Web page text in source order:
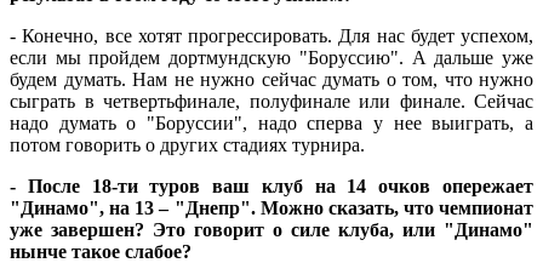
- Конечно, все хотят прогрессировать. Для нас будет успехом,
если мы пройдем дортмундскую "Боруссию". А дальше уже
будем думать. Нам не нужно сейчас думать о том, что нужно
сыграть в четвертьфинале, полуфинале или финале. Сейчас
надо думать о "Боруссии", надо сперва у нее выиграть, а
потом говорить о других стадиях турнира.
- После 18-ти туров ваш клуб на 14 очков опережает
"Динамо", на 13 – "Днепр". Можно сказать, что чемпионат
уже завершен? Это говорит о силе клуба, или "Динамо"
нынче такое слабое?